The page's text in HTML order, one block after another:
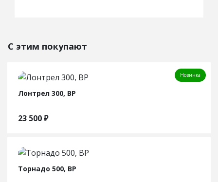
С этим покупают
Новинка
Лонтрел 300, ВР
23 500₽
Торнадо 500, ВР